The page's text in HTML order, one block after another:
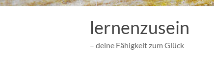
lernenzusein
– deine Fähigkeit zum Glück